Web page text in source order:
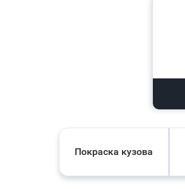
Покраска кузова